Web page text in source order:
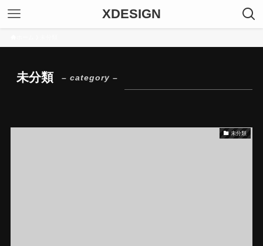
XDESIGN
未分類 – category –
未分類